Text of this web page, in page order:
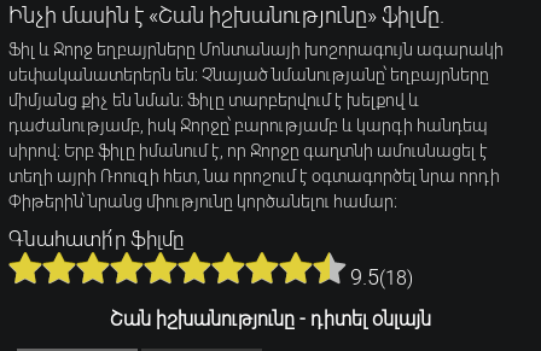
Ինչի մասին է «Շան իշխանությունը» ֆիլմը.
Ֆիլ և Ջորջ եղբայրները Մոնտանայի խոշորագույն ագարակի
սեփականատերերն են։ Չնայած նմանությանը՝ եղբայրները
միմյանց քիչ են նման։ Ֆիլը տարբերվում է խելքով և
դաժանությամբ, իսկ Ջորջը՝ բարությամբ և կարգի հանդեպ
սիրով։ Երբ ֆիլը իմանում է, որ Ջորջը գաղտնի ամուսնացել է
տեղի այրի Ռոուզի հետ, նա որոշում է օգտագործել նրա որդի
Փիթերին՝ նրանց միությունը կործանելու համար։
Գնահատի՛ր ֆիլմը
9.5(18)
Շան իշխանությունը - դիտել օնլայն